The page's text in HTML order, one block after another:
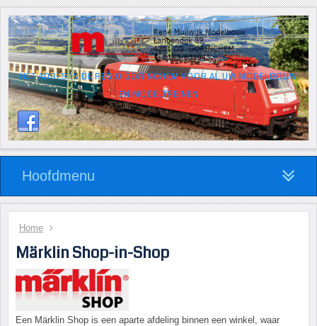
HÉT ADRES IN DE REGIO GORINCHEM VOOR AL UW MODELBOUW
EN MODELTREINEN
Hoofdmenu
Home
Märklin Shop-in-Shop
Een Märklin Shop is een aparte afdeling binnen een winkel, waar